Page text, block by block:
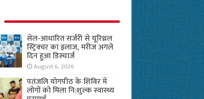
सेल-आधारित सर्जरी से यूरिथ्रल
स्ट्रिक्चर का इलाज, मरीज अगले
दिन हुआ डिस्चार्ज
August 6, 2026
पतंजलि योगपीठ के शिविर में
लोगों को मिला नि:शुल्क स्वास्थ्य